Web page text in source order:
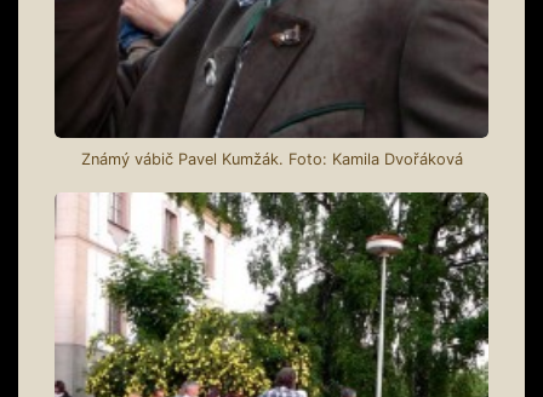
Známý vábič Pavel Kumžák. Foto: Kamila Dvořáková